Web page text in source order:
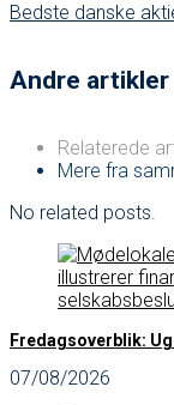
Bedste danske
Andre artikler
Relaterede
Mere fra
No related posts.
Fredagsoverblik:
07/08/2026